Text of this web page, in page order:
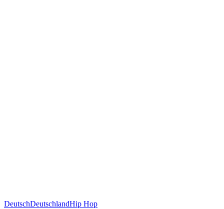
DeutschDeutschlandHip Hop